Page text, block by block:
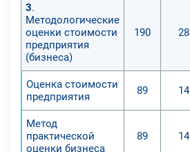
3.
Методологические
оценки стоимости
предприятия
(бизнеса)
190 28
Оценка стоимости
предприятия
89 14
Метод
практической
оценки бизнеса
89 14